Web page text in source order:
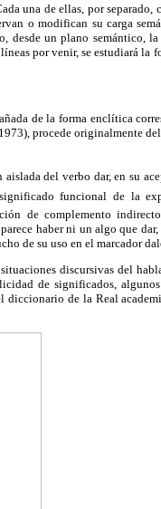
una de ellas, por separado,
o modifican su carga
desde un plano semántico,
por venir, se estudiará la
de la forma enclítica
procede originalmente
del verbo dar, en su
funcional de la
de complemento
haber ni un algo que
de su uso en el marcador
discursivas del
de significados,
diccionario de la Real